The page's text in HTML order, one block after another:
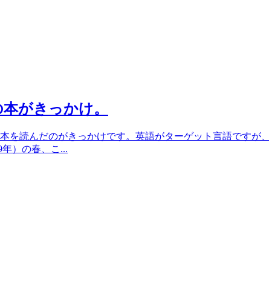
がきっかけ。
読んだのがきっかけです。英語がターゲット言語ですが
）の春、こ...